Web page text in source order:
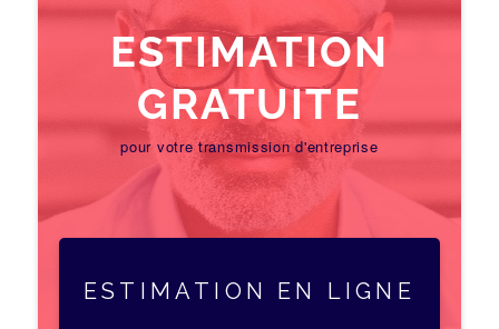
ESTIMATION
GRATUITE
pour votre transmission d'entreprise
ESTIMATION EN LIGNE